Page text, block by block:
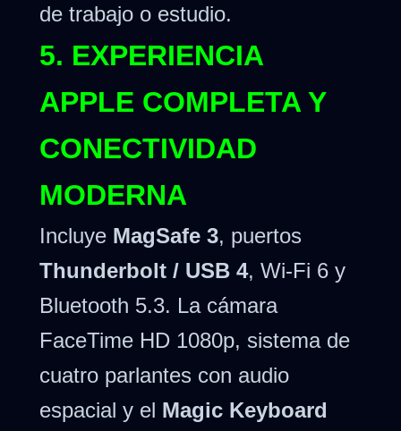
de trabajo o estudio.
5. EXPERIENCIA
APPLE COMPLETA Y
CONECTIVIDAD
MODERNA
Incluye MagSafe 3, puertos
Thunderbolt / USB 4, Wi-Fi 6 y
Bluetooth 5.3. La cámara
FaceTime HD 1080p, sistema de
cuatro parlantes con audio
espacial y el Magic Keyboard